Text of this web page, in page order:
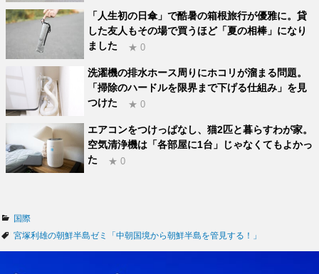
「人生初の日傘」で酷暑の箱根旅行が優雅に。貸
した友人もその場で買うほど「夏の相棒」になり
ました
★ 0
洗濯機の排水ホース周りにホコリが溜まる問題。
「掃除のハードルを限界まで下げる仕組み」を見
つけた
★ 0
エアコンをつけっぱなし、猫2匹と暮らすわが家。
空気清浄機は「各部屋に1台」じゃなくてもよかっ
た
★ 0
カ
テ
国際
タ
宮塚利雄の朝鮮半島ゼミ「中朝国境から朝鮮半島を管見する！」